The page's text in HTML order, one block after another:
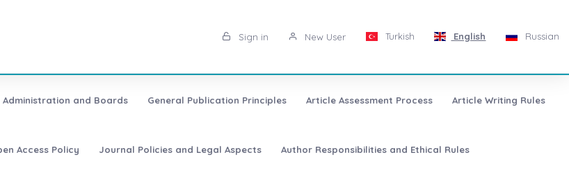
Sign in New User Turkish English Russian
Administration and Boards General Publication Principles Article Assessment Process Article Writing Rules
Access Policy Journal Policies and Legal Aspects Author Responsibilities and Ethical Rules